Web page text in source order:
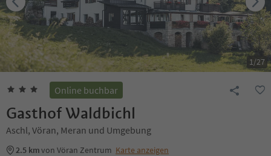
1/27
Online buchbar
Gasthof Waldbichl
Aschl, Vöran, Meran und Umgebung
2.5 kmvon Vöran Zentrum Karte anzeigen